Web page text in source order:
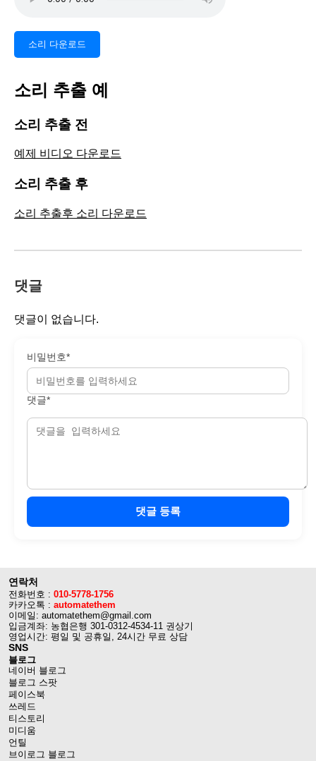
소리 다운로드
소리 추출 예
소리 추출 전
예제 비디오 다운로드
소리 추출 후
소리 추출후 소리 다운로드
댓글
댓글이 없습니다.
비밀번호*
댓글*
댓글 등록
연락처
전화번호 : 010-5778-1756
카카오톡 : automatethem
이메일: automatethem@gmail.com
입금계좌: 농협은행 301-0312-4534-11 권상기
영업시간: 평일 및 공휴일, 24시간 무료 상담
SNS
블로그
네이버 블로그
블로그 스팟
페이스북
쓰레드
티스토리
미디움
언틸
브이로그 블로그